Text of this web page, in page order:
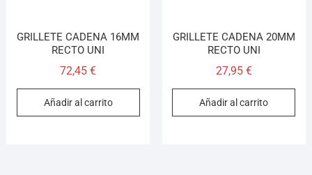
GRILLETE CADENA 16MM
RECTO UNI
72,45€
Añadir al carrito
GRILLETE CADENA 20MM
RECTO UNI
27,95 €
Añadir al carrito